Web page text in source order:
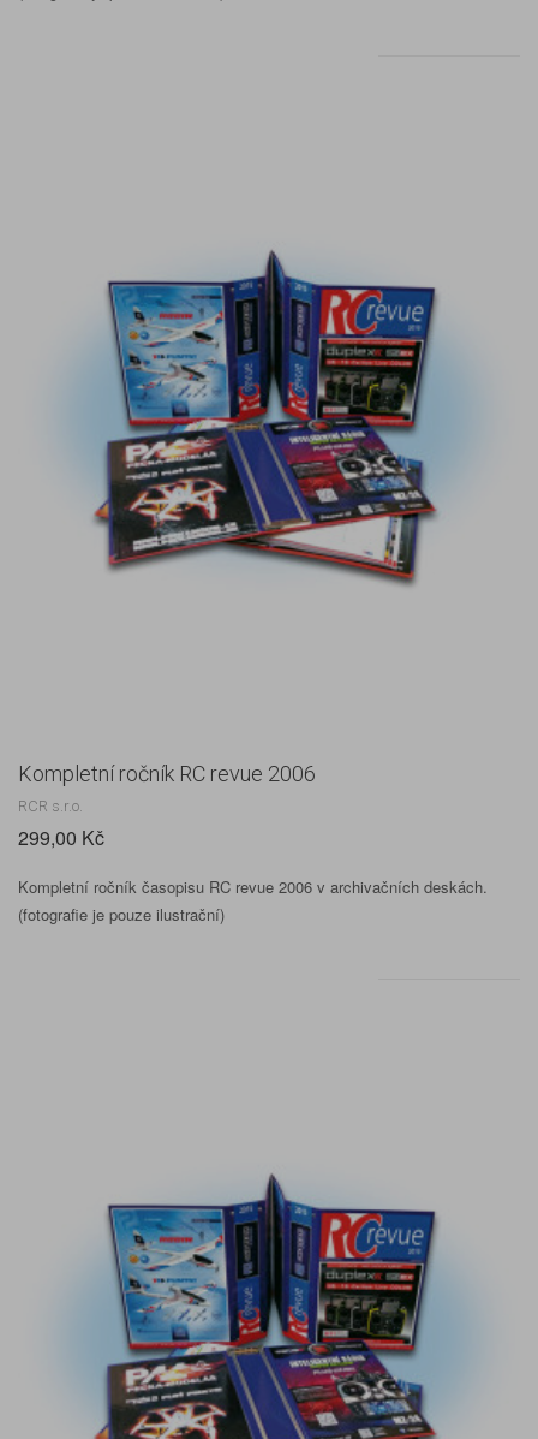
Kompletní ročník RC revue 2006
RCR s.r.o.
299,00 Kč
Kompletní ročník časopisu RC revue 2006 v archivačních deskách.
(fotografie je pouze ilustrační)